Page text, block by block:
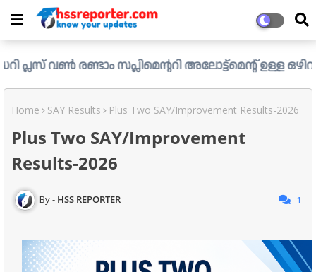
രണ്ടാം സപ്ലിമെന്ററി അലോട്ട്മെന്റ് ഉള്ള ഒഴിവുകൾ
Home SAY Results Plus Two SAY/Improvement Results-2026
Plus Two SAY/Improvement
Results-2026
HSS REPORTER 1